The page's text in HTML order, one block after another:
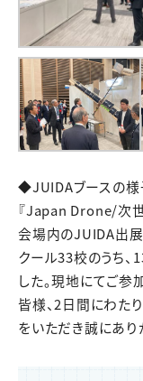
◆JUIDAブースの様
『Japan Drone/次
会場内のJUIDA出展
クール33校のうち
した。現地にてご
皆様、2日間にわた
をいただき誠にあり